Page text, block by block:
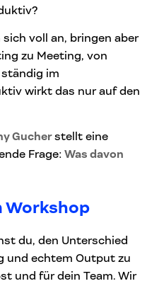
voll an, bringen aber
zu Meeting, von
im
wirkt das nur auf den
Gucherstellt eine
Frage: Was davon
Workshop
du, den Unterschied
und echtem Output zu
und für dein Team. Wir